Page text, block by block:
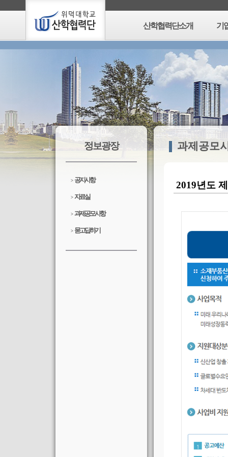
산학협력단소개 기
정보광장
> 공지사항
> 자료실
> 과제공모사항
> 묻고답하기
과제공모
2019년도